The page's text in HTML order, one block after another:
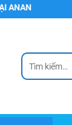
Tìm
kiếm: